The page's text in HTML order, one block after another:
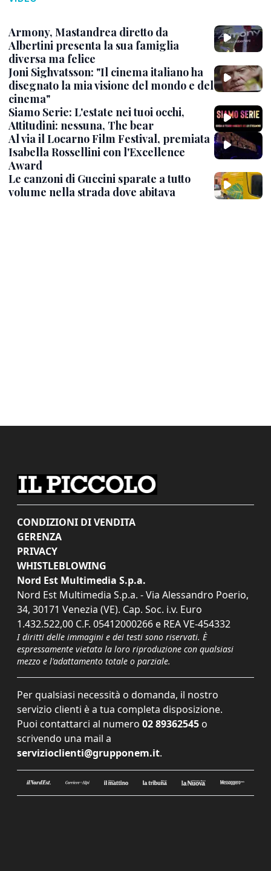
Armony, Mastandrea diretto da
Albertini presenta la sua famiglia
diversa ma felice
Joni Sighvatsson: "Il cinema italiano ha
disegnato la mia visione del mondo e del
cinema"
Siamo Serie: L'estate nei tuoi occhi,
Attitudini: nessuna, The bear
Al via il Locarno Film Festival, premiata
Isabella Rossellini con l'Excellence
Award
Le canzoni di Guccini sparate a tutto
volume nella strada dove abitava
CONDIZIONI DI VENDITA
GERENZA
PRIVACY
WHISTLEBLOWING
Nord Est Multimedia S.p.a.
Nord Est Multimedia S.p.a. - Via Alessandro Poerio,
34, 30171 Venezia (VE). Cap. Soc. i.v. Euro
1.432.522,00 C.F. 05412000266 e REA VE-454332
I diritti delle immagini e dei testi sono riservati. È
espressamente vietata la loro riproduzione con qualsiasi
mezzo e l'adattamento totale o parziale.
Per qualsiasi necessità o domanda, il nostro
servizio clienti è a tua completa disposizione.
Puoi contattarci al numero 02 89362545 o
scrivendo una mail a
servizioclienti@grupponem.it.